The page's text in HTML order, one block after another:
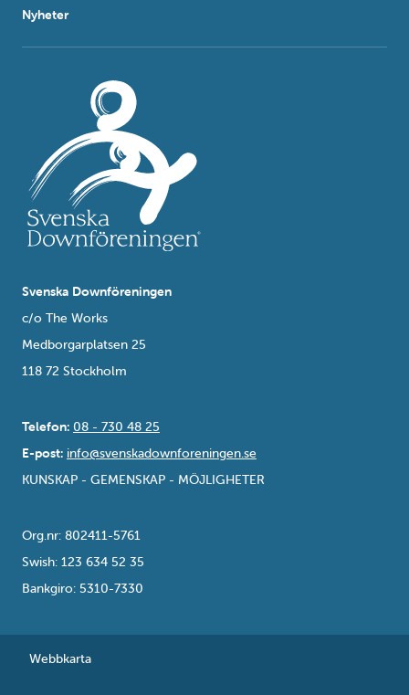
Nyheter
Svenska Downföreningen
c/o The Works
Medborgarplatsen 25
118 72 Stockholm
Telefon: 08 - 730 48 25
E-post: info@svenskadownforeningen.se
KUNSKAP - GEMENSKAP - MÖJLIGHETER
Org.nr: 802411-5761
Swish: 123 634 52 35
Bankgiro: 5310-7330
Webbkarta